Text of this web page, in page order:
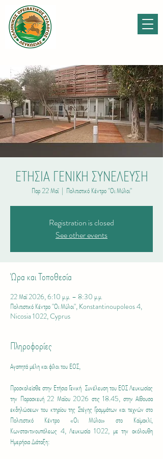
ΕΤΗΣΙΑ ΓΕΝΙΚΗ ΣΥΝΕΛΕΥΣΗ
Παρ 22 Μαΐ
  |
Πολιτιστικό Κέντρο "Οι Μύλοι"
Registration is closed
See other events
Ώρα και Τοποθεσία
22 Μαΐ 2026, 6:10 μ.μ. – 8:30 μ.μ.
Πολιτιστικό Κέντρο "Οι Μύλοι", Konstantinoupoleos 4,
Nicosia 1022, Cyprus
Πληροφορίες
Αγαπητά μέλη και φίλοι του ΕΟΣ,
Προσκαλείσθε στην Ετήσια Γενική  Συνέλευση του ΕΟΣ Λευκωσίας
την Παρασκευή 22 Μαΐου 2026 στις 18.45, στην Αίθουσα
εκδηλώσεων του κτηρίου της Στέγης Γραμμάτων και τεχνών στο
Πολιτιστικό Κέντρο «Οι Μύλοι» στο Καϊμακλί,
Κωνσταντινουπόλεως 4, Λευκωσία 1022, με την ακόλουθη
Ημερήσια Διάταξη: